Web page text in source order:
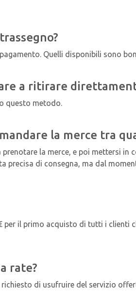
Quelli disponibili sono
a ritirare
questo metodo.
la merce tra
la merce, e poi mettersi
precisa di consegna, ma dal
per il primo acquisto di tutti i clienti
rate?
di usufruire del servizio